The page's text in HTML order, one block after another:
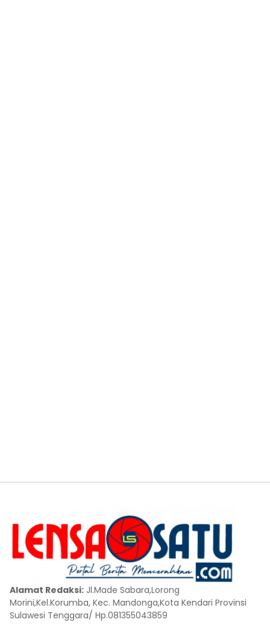
Alamat Redaksi: Jl.Made Sabara,Lorong
Morini,Kel.Korumba, Kec. Mandonga,Kota Kendari Provinsi
Sulawesi Tenggara/ Hp.081355043859